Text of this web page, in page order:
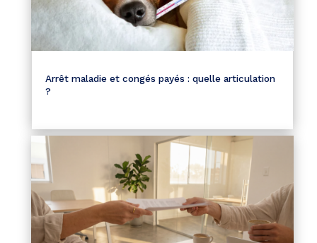
Arrêt maladie et congés payés : quelle articulation
?